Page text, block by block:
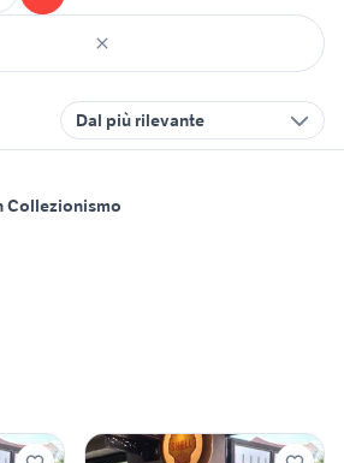
Dal più rilevante
Collezionismo